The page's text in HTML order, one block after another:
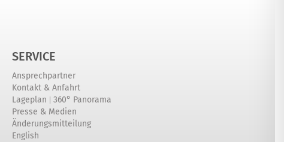
SERVICE
Ansprechpartner
Kontakt & Anfahrt
Lageplan | 360° Panorama
Presse & Medien
Änderungsmitteilung
English